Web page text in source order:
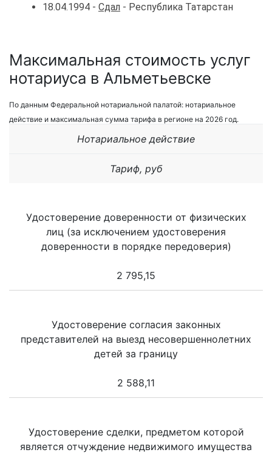
18.04.1994 - Сдал - Республика Татарстан
Максимальная стоимость услуг
нотариуса в Альметьевске
По данным Федеральной нотариальной палатой: нотариальное
действие и максимальная сумма тарифа в регионе на 2026 год.
Нотариальное действие
Тариф, руб
Удостоверение доверенности от физических
лиц (за исключением удостоверения
доверенности в порядке передоверия)
2 795,15
Удостоверение согласия законных
представителей на выезд несовершеннолетних
детей за границу
2 588,11
Удостоверение сделки, предметом которой
является отчуждение недвижимого имущества